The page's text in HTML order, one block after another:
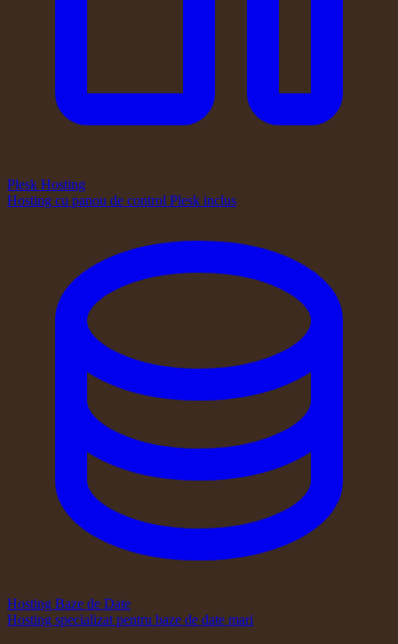
Plesk Hosting
Hosting cu panou de control Plesk inclus
Hosting Baze de Date
Hosting specializat pentru baze de date mari